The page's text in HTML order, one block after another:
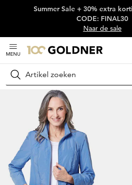
Skip naar hoofdinhoud
Summer Sale + 30% extra
CODE: FINAL30
Naar de sale
MENU
Zoeken
Thuis Damesmode